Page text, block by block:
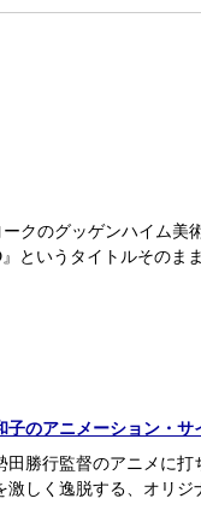
クのグッゲンハイム美
』というタイトルその
のアニメーション・サ
勝行監督のアニメに
しく逸脱する、オリ